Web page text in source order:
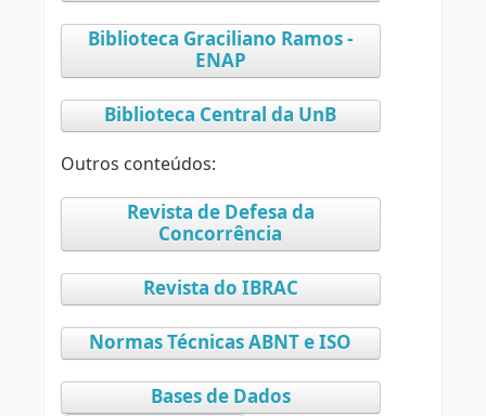
Biblioteca Graciliano Ramos -
ENAP
Biblioteca Central da UnB
Outros conteúdos:
Revista de Defesa da
Concorrência
Revista do IBRAC
Normas Técnicas ABNT e ISO
Bases de Dados